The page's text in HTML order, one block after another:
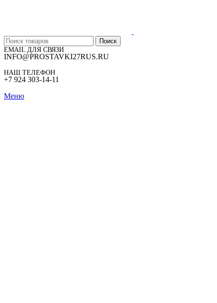
Поиск
EMAIL ДЛЯ СВЯЗИ
INFO@PROSTAVKI27RUS.RU
НАШ ТЕЛЕФОН
+7 924 303-14-11
Меню